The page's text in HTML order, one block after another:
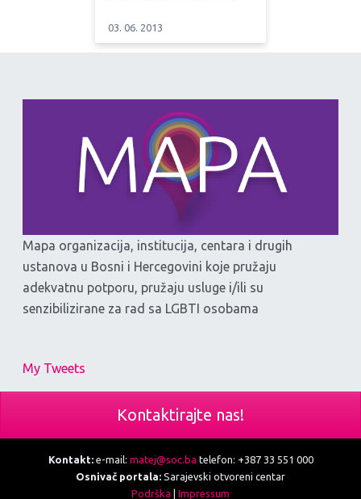
03. 06. 2013
Mapa organizacija, institucija, centara i drugih
ustanova u Bosni i Hercegovini koje pružaju
adekvatnu potporu, pružaju usluge i/ili su
senzibilizirane za rad sa LGBTI osobama
My Tweets
Kontaktirajte nas!
Kontakt:e-mail: matej@soc.ba telefon: +387 33 551 000
Osnivač portala: Sarajevski otvoreni centar
Podrška
Impressum